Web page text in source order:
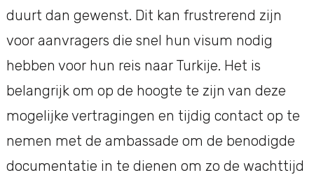
duurt dan gewenst. Dit kan frustrerend zijn
voor aanvragers die snel hun visum nodig
hebben voor hun reis naar Turkije. Het is
belangrijk om op de hoogte te zijn van deze
mogelijke vertragingen en tijdig contact op te
nemen met de ambassade om de benodigde
documentatie in te dienen om zo de wachttijd